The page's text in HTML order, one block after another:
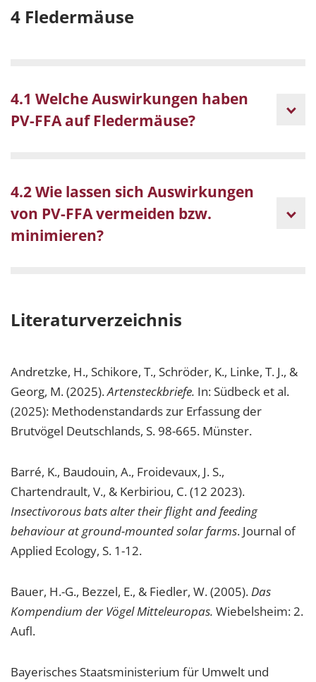
4 Fledermäuse
4.1 Welche Auswirkungen haben
PV-FFA auf Fledermäuse?
4.2 Wie lassen sich Auswirkungen
von PV-FFA vermeiden bzw.
minimieren?
Literaturverzeichnis
Andretzke, H., Schikore, T., Schröder, K., Linke, T. J., &
Georg, M. (2025).Artensteckbriefe. In: Südbeck et al.
(2025): Methodenstandards zur Erfassung der
Brutvögel Deutschlands, S. 98-665. Münster.
Barré, K., Baudouin, A., Froidevaux, J. S.,
Chartendrault, V., & Kerbiriou, C. (12 2023).
Insectivorous bats alter their flight and feeding
behaviour at ground-mounted solar farms. Journal of
Applied Ecology, S. 1-12.
Bauer, H.-G., Bezzel, E., & Fiedler, W. (2005).Das
Kompendium der Vögel Mitteleuropas. Wiebelsheim: 2.
Aufl.
Bayerisches Staatsministerium für Umwelt und